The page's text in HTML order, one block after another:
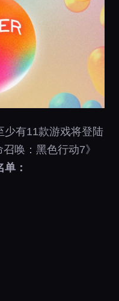
少有11款游戏将登陆
唤：黑色行动7》
：